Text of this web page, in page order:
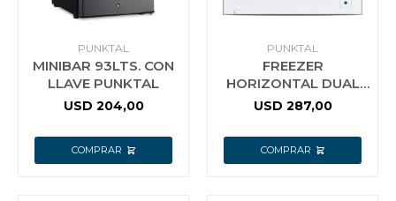
PUNKTAL
MINIBAR 93LTS. CON
LLAVE PUNKTAL
USD 204,00
PUNKTAL
FREEZER
HORIZONTAL DUAL
PUNKTAL 198 LTS
BLANCO
USD 287,00